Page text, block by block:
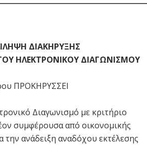
ΔΙΑΚΗΡΥΞΗΣ
ΗΛΕΚΤΡΟΝΙΚΟΥ ΔΙΑΓΩΝΙΣΜΟΥ
ΠΡΟΚΗΡΥΣΣΕΙ
Διαγωνισμό με κριτήριο
συμφέρουσα από οικονομικής
ανάδειξη αναδόχου εκτέλεσης